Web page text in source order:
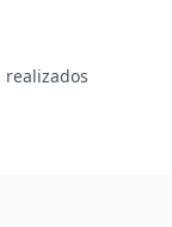
realizados